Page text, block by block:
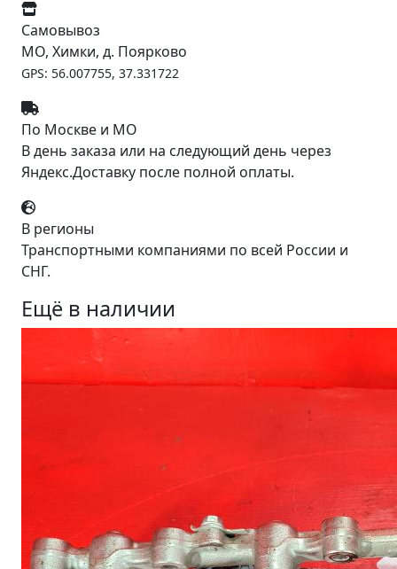
Самовывоз
МО, Химки, д. Поярково
GPS: 56.007755, 37.331722
По Москве и МО
В день заказа или на следующий день через
Яндекс.Доставку после полной оплаты.
В регионы
Транспортными компаниями по всей России и
СНГ.
Ещё в наличии